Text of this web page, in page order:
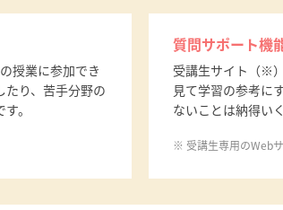
授業に参加でき
たり、苦手分野の
。
質問サポート機
受講生サイト（※
見て学習の参考に
ないことは納得い
受講生専用のWebサ